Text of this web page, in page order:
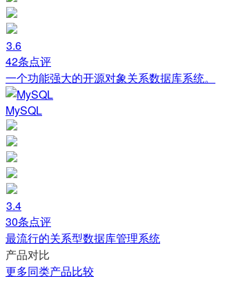
3.6
42条点评
一个功能强大的开源对象关系数据库系统。
MySQL
3.4
30条点评
最流行的关系型数据库管理系统
产品对比
更多同类产品比较